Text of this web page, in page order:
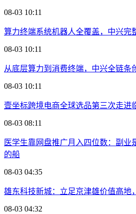
08-03 10:11
算力终端系统机器人全覆盖，中兴完
08-03 10:11
从底层算力到消费终端，中兴全链条
08-03 10:11
壹坐标跨境电商全球选品第三次走进
08-03 08:11
医学生靠网盘推广月入四位数：副业
的船
08-03 04:35
雄东科技新城：立足京津雄价值高地
08-03 04:32